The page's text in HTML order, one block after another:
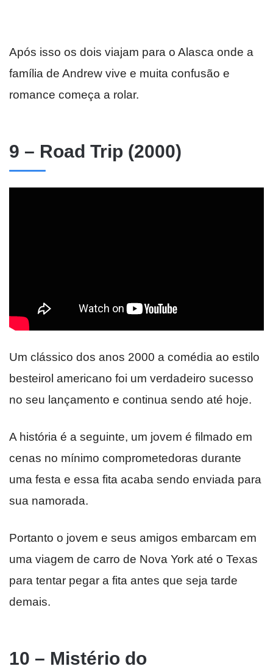
Após isso os dois viajam para o Alasca onde a
família de Andrew vive e muita confusão e
romance começa a rolar.
9 – Road Trip (2000)
Um clássico dos anos 2000 a comédia ao estilo
besteirol americano foi um verdadeiro sucesso
no seu lançamento e continua sendo até hoje.
A história é a seguinte, um jovem é filmado em
cenas no mínimo comprometedoras durante
uma festa e essa fita acaba sendo enviada para
sua namorada.
Portanto o jovem e seus amigos embarcam em
uma viagem de carro de Nova York até o Texas
para tentar pegar a fita antes que seja tarde
demais.
10 – Mistério do